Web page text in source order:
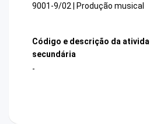
9001-9/02 | Produção musical
Código e descrição da
secundária
-